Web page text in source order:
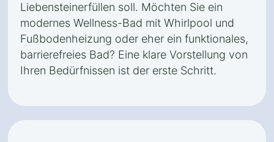
Liebensteinerfüllen soll. Möchten Sie ein
modernes Wellness-Bad mit Whirlpool und
Fußbodenheizung oder eher ein funktionales,
barrierefreies Bad? Eine klare Vorstellung von
Ihren Bedürfnissen ist der erste Schritt.